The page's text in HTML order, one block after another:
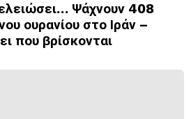
Ψάχνουν 408
ουρανίου στο Ιράν –
που βρίσκονται